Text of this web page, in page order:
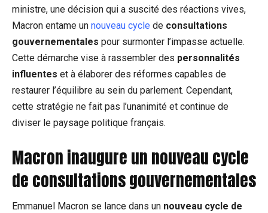
ministre, une décision qui a suscité des réactions vives,
Macron entame un nouveau cycle de consultations
gouvernementales pour surmonter l’impasse actuelle.
Cette démarche vise à rassembler des personnalités
influentes et à élaborer des réformes capables de
restaurer l’équilibre au sein du parlement. Cependant,
cette stratégie ne fait pas l’unanimité et continue de
diviser le paysage politique français.
Macron inaugure un nouveau cycle
de consultations gouvernementales
Emmanuel Macron se lance dans un nouveau cycle de